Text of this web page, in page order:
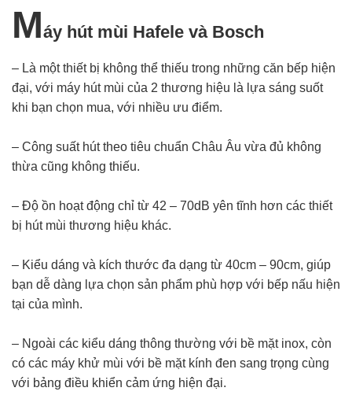
Máy hút mùi Hafele và Bosch
– Là một thiết bị không thể thiếu trong những căn bếp hiện
đại, với máy hút mùi của 2 thương hiệu là lựa sáng suốt
khi bạn chọn mua, với nhiều ưu điểm.
– Công suất hút theo tiêu chuẩn Châu Âu vừa đủ không
thừa cũng không thiếu.
– Độ ồn hoạt động chỉ từ 42 – 70dB yên tĩnh hơn các thiết
bị hút mùi thương hiệu khác.
– Kiểu dáng và kích thước đa dạng từ 40cm – 90cm, giúp
bạn dễ dàng lựa chọn sản phẩm phù hợp với bếp nấu hiện
tại của mình.
– Ngoài các kiểu dáng thông thường với bề mặt inox, còn
có các máy khử mùi với bề mặt kính đen sang trọng cùng
với bảng điều khiển cảm ứng hiện đại.